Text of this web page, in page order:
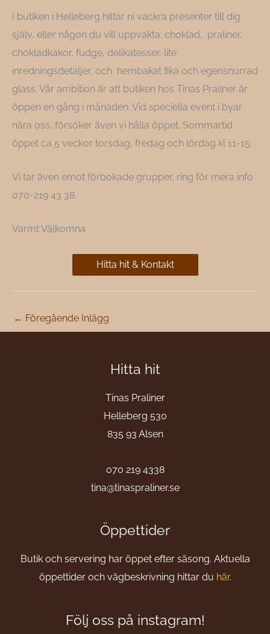
I butiken i Helleberg hittar ni vackra presenter till dig
själv, eller någon du vill uppvakta: choklad, praliner,
chokladkakor, fudge, delikatesser, lite
inredningsdetaljer, och hembakat fika och egensnurrad
glass. Vår ambition är att butiken hos Tinas Praliner är
öppen en gång i månaden. Vid speciella event i byar
nära oss, försöker även vi hålla öppet. Sommartid
öppet ca 5 veckor torsdag, fredag och lördag kl 11-15.
Vi tar även emot förbokade grupper, ring för mera info
070-219 43 38.
Varmt Välkomna
Hitta hit & Kontakt
← Föregående Inlägg
Hitta hit
Tinas Praliner
Helleberg 530
835 93 Alsen
070 219 4338
tina@tinaspraliner.se
Öppettider
Butik och servering har öppet efter säsong. Aktuella
öppettider och vägbeskrivning hittar du här.
Följ oss på instagram!